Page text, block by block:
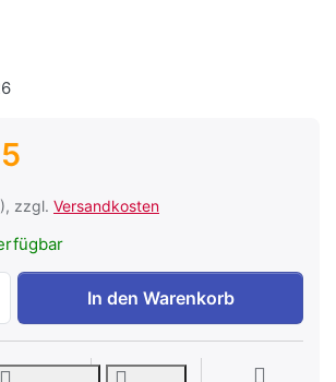
zzgl. Versandkosten
Profilverbinder für Aluprofil zu CHF 6.95,
In den Warenkorb